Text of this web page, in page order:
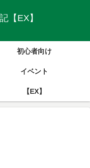
【EX】
初心者向け
イベント
【EX】